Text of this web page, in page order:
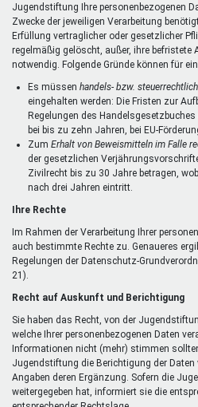
Jugendstiftung Ihre personenbezogenen
Zwecke der jeweiligen Verarbeitung
Erfüllung vertraglicher oder gesetzlicher
regelmäßig gelöscht, außer, ihre befristete
notwendig. Folgende Gründe können für
Es müssen handels- bzw.
eingehalten werden: Die Fristen zur
Regelungen des
bei bis zu zehn Jahren, bei EU-
Zum Erhalt von Beweismitteln im Falle
der gesetzlichen
Zivilrecht bis zu 30 Jahre betragen,
nach drei Jahren eintritt.
Ihre Rechte
Im Rahmen der Verarbeitung Ihrer
auch bestimmte Rechte zu. Genaueres
Regelungen der Datenschutz-
21).
Recht auf Auskunft und Berichtigung
Sie haben das Recht, von der
welche Ihrer personenbezogenen Daten
Informationen nicht (mehr) stimmen
Jugendstiftung die Berichtigung der
Angaben deren Ergänzung. Sofern die
weitergegeben hat, informiert sie die